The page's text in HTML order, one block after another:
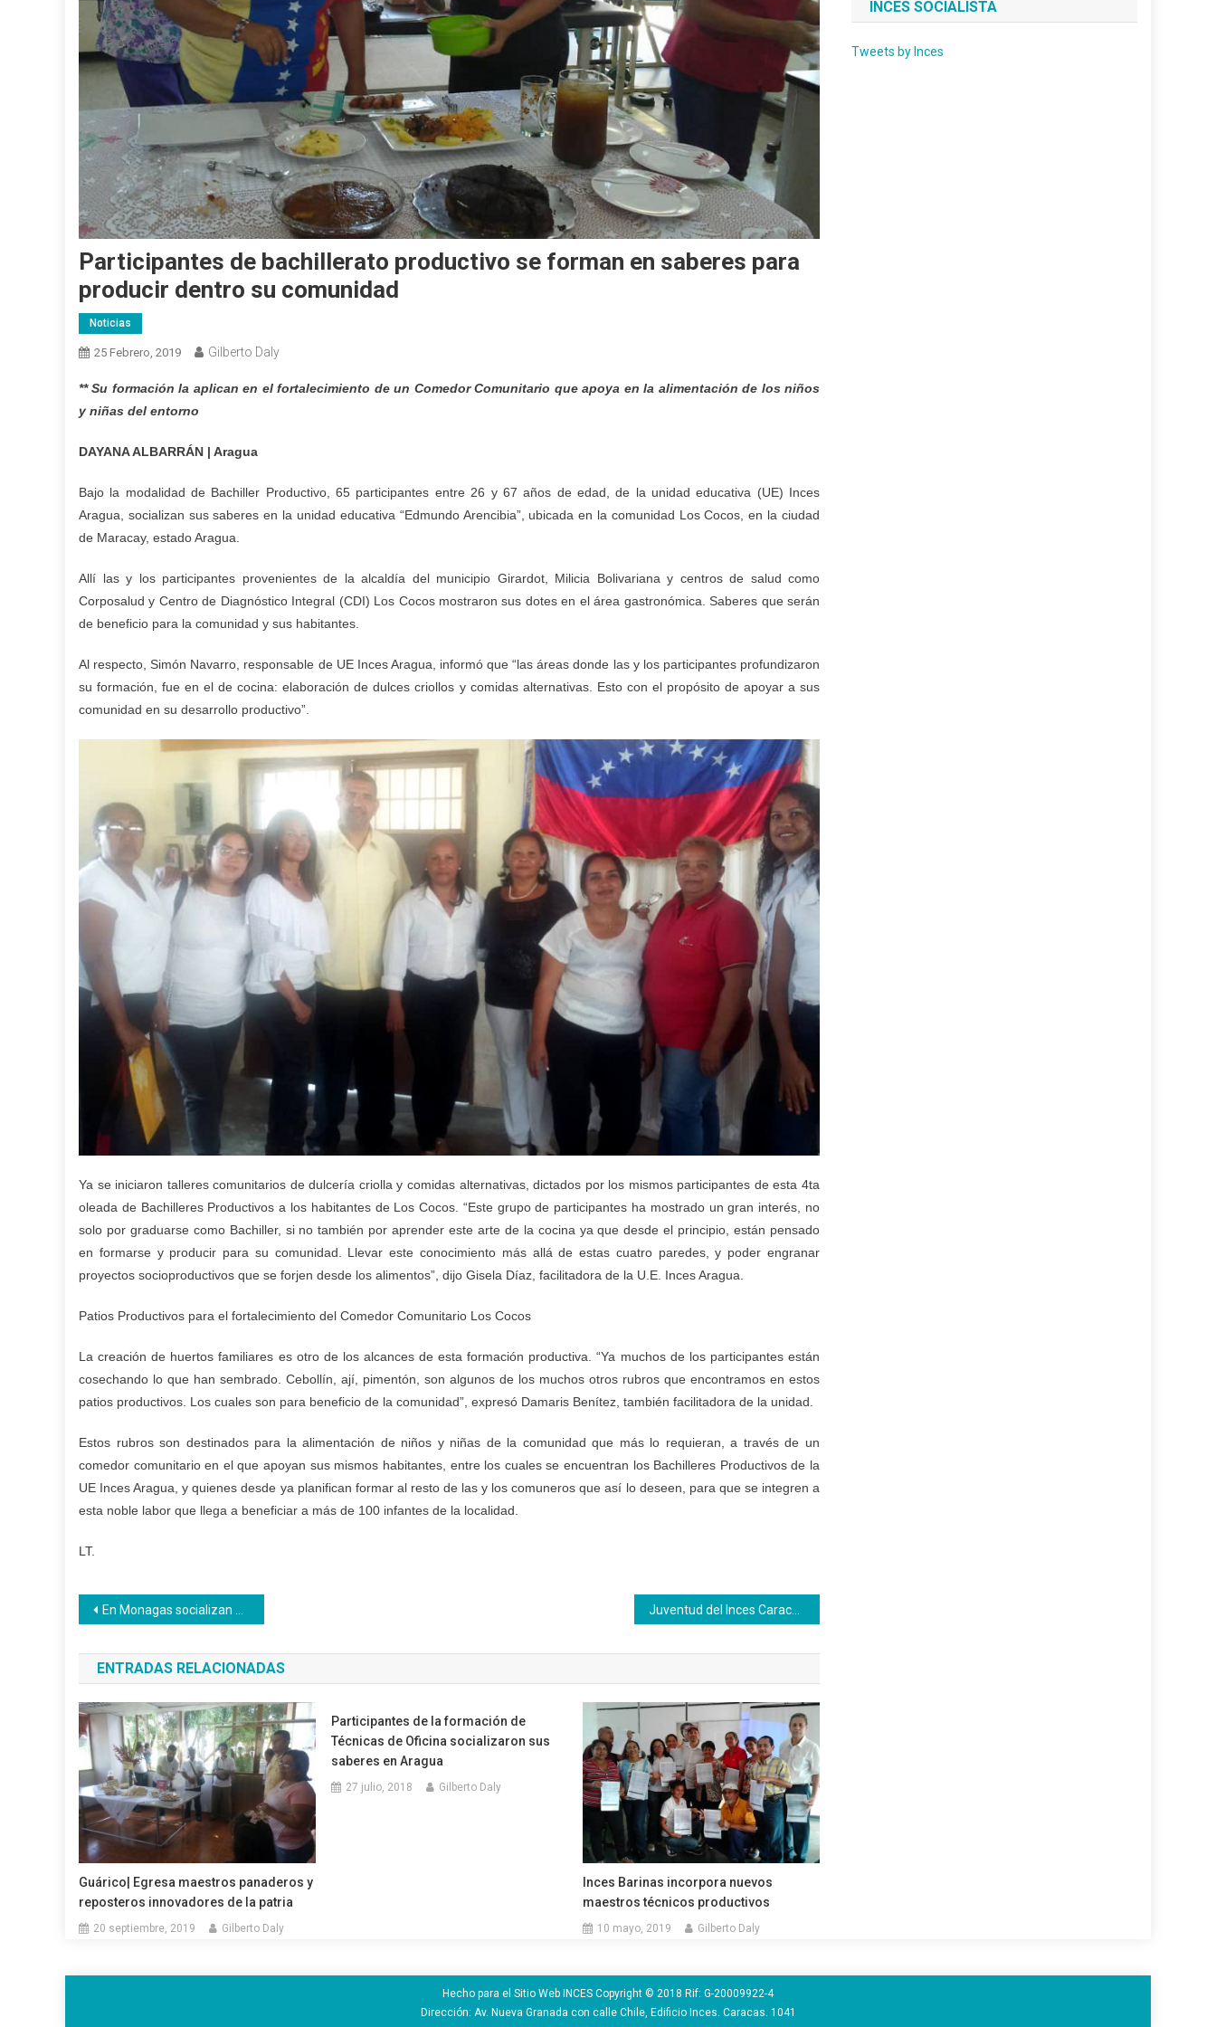
Participantes de bachillerato productivo se forman en saberes para
producir dentro su comunidad
Noticias
25 Febrero, 2019 Gilberto Daly
** Su formación la aplican en el fortalecimiento de un Comedor Comunitario que apoya en la alimentación de los niños
y niñas del entorno
DAYANA ALBARRÁN | Aragua
Bajo la modalidad de Bachiller Productivo, 65 participantes entre 26 y 67 años de edad, de la unidad educativa (UE) Inces
Aragua, socializan sus saberes en la unidad educativa “Edmundo Arencibia”, ubicada en la comunidad Los Cocos, en la ciudad
de Maracay, estado Aragua.
Allí las y los participantes provenientes de la alcaldía del municipio Girardot, Milicia Bolivariana y centros de salud como
Corposalud y Centro de Diagnóstico Integral (CDI) Los Cocos mostraron sus dotes en el área gastronómica. Saberes que serán
de beneficio para la comunidad y sus habitantes.
Al respecto, Simón Navarro, responsable de UE Inces Aragua, informó que “las áreas donde las y los participantes profundizaron
su formación, fue en el de cocina: elaboración de dulces criollos y comidas alternativas. Esto con el propósito de apoyar a sus
comunidad en su desarrollo productivo”.
Ya se iniciaron talleres comunitarios de dulcería criolla y comidas alternativas, dictados por los mismos participantes de esta 4ta
oleada de Bachilleres Productivos a los habitantes de Los Cocos. “Este grupo de participantes ha mostrado un gran interés, no
solo por graduarse como Bachiller, si no también por aprender este arte de la cocina ya que desde el principio, están pensado
en formarse y producir para su comunidad. Llevar este conocimiento más allá de estas cuatro paredes, y poder engranar
proyectos socioproductivos que se forjen desde los alimentos”, dijo Gisela Díaz, facilitadora de la U.E. Inces Aragua.
Patios Productivos para el fortalecimiento del Comedor Comunitario Los Cocos
La creación de huertos familiares es otro de los alcances de esta formación productiva. “Ya muchos de los participantes están
cosechando lo que han sembrado. Cebollín, ají, pimentón, son algunos de los muchos otros rubros que encontramos en estos
patios productivos. Los cuales son para beneficio de la comunidad”, expresó Damaris Benítez, también facilitadora de la unidad.
Estos rubros son destinados para la alimentación de niños y niñas de la comunidad que más lo requieran, a través de un
comedor comunitario en el que apoyan sus mismos habitantes, entre los cuales se encuentran los Bachilleres Productivos de la
UE Inces Aragua, y quienes desde ya planifican formar al resto de las y los comuneros que así lo deseen, para que se integren a
esta noble labor que llega a beneficiar a más de 100 infantes de la localidad.
LT.
Navegación
de
entradas
En Monagas socializan orientación para la incorporación de 250 mil aprendices
ENTRADAS RELACIONADAS
Guárico| Egresa maestros panaderos y
reposteros innovadores de la patria
20 septiembre, 2019 Gilberto Daly
Participantes de la formación de
Técnicas de Oficina socializaron sus
saberes en Aragua
27 julio, 2018 Gilberto Daly
Inces Barinas incorpora nuevos
maestros técnicos productivos
10 mayo, 2019 Gilberto Daly
INCES SOCIALISTA
Tweets by Inces
Hecho para el Sitio Web INCES Copyright © 2018 Rif: G-20009922-4
Dirección: Av. Nueva Granada con calle Chile, Edificio Inces. Caracas. 1041